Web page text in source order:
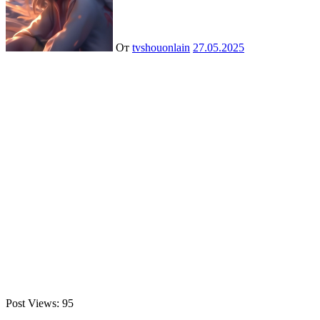
От tvshouonlain 27.05.2025
Post Views: 95